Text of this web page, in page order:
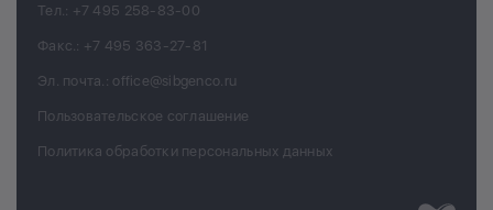
Тел.: +7 495 258-83-00
Факс.: +7 495 363-27-81
Эл. почта.: office@sibgenco.ru
Пользовательское соглашение
Политика обработки персональных данных